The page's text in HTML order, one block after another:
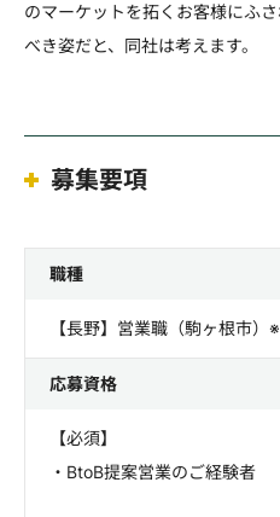
のマーケットを拓くお客様にふ
べき姿だと、同社は考えます。
募集要項
職種
【長野】営業職（駒ヶ根市）
応募資格
【必須】
・BtoB提案営業のご経験者